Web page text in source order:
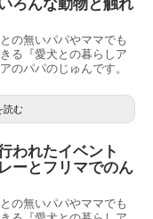
ろんな動物と触れ
の無いパパやママでも
る『愛犬との暮らしア
のパパのじゅんです。
読む
われたイベント
ーとフリマでのん
の無いパパやママでも